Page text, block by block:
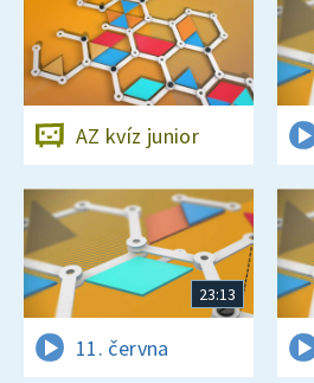
AZ kvíz junior
23:13
11. června